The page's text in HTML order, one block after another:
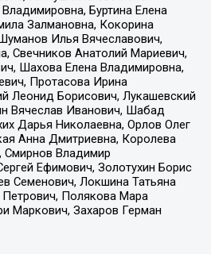
Буртина Елена
Залмановна, Кокорина
Илья Вячеславович,
Свечников Анатолий Мариевич,
Шахова Елена Владимировна,
Протасова Ирина
Леонид Борисович, Лукашевский
Вячеслав Иванович, Шабад
Дарья Николаевна, Орлов Олег
Анна Дмитриевна, Королева
Смирнов Владимир
Ефимович, Золотухин Борис
Семенович, Локшина Татьяна
Полякова Мара
Маркович, Захаров Герман